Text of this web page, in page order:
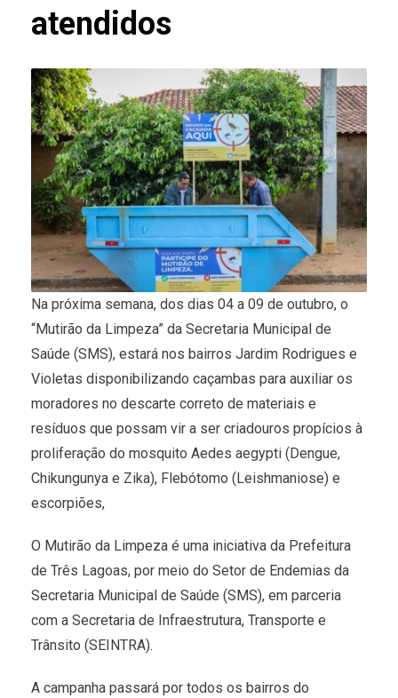
atendidos
Na próxima semana, dos dias 04 a 09 de outubro, o
“Mutirão da Limpeza” da Secretaria Municipal de
Saúde (SMS), estará nos bairros Jardim Rodrigues e
Violetas disponibilizando caçambas para auxiliar os
moradores no descarte correto de materiais e
resíduos que possam vir a ser criadouros propícios à
proliferação do mosquito Aedes aegypti (Dengue,
Chikungunya e Zika), Flebótomo (Leishmaniose) e
escorpiões,
O Mutirão da Limpeza é uma iniciativa da Prefeitura
de Três Lagoas, por meio do Setor de Endemias da
Secretaria Municipal de Saúde (SMS), em parceria
com a Secretaria de Infraestrutura, Transporte e
Trânsito (SEINTRA).
A campanha passará por todos os bairros do